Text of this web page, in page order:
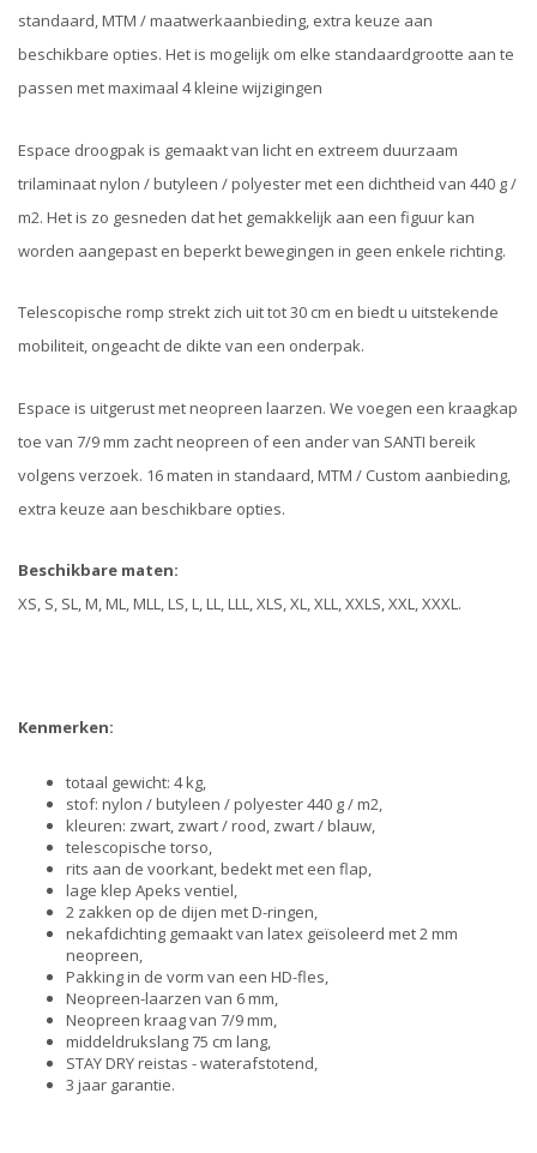
standaard, MTM / maatwerkaanbieding, extra keuze aan
beschikbare opties. Het is mogelijk om elke standaardgrootte aan te
passen met maximaal 4 kleine wijzigingen
Espace droogpak is gemaakt van licht en extreem duurzaam
trilaminaat nylon / butyleen / polyester met een dichtheid van 440 g /
m2. Het is zo gesneden dat het gemakkelijk aan een figuur kan
worden aangepast en beperkt bewegingen in geen enkele richting.
Telescopische romp strekt zich uit tot 30 cm en biedt u uitstekende
mobiliteit, ongeacht de dikte van een onderpak.
Espace is uitgerust met neopreen laarzen. We voegen een kraagkap
toe van 7/9 mm zacht neopreen of een ander van SANTI bereik
volgens verzoek. 16 maten in standaard, MTM / Custom aanbieding,
extra keuze aan beschikbare opties.
Beschikbare maten:
XS, S, SL, M, ML, MLL, LS, L, LL, LLL, XLS, XL, XLL, XXLS, XXL, XXXL.
Kenmerken:
totaal gewicht: 4 kg,
stof: nylon / butyleen / polyester 440 g / m2,
kleuren: zwart, zwart / rood, zwart / blauw,
telescopische torso,
rits aan de voorkant, bedekt met een flap,
lage klep Apeks ventiel,
2 zakken op de dijen met D-ringen,
nekafdichting gemaakt van latex geïsoleerd met 2 mm
neopreen,
Pakking in de vorm van een HD-fles,
Neopreen-laarzen van 6 mm,
Neopreen kraag van 7/9 mm,
middeldrukslang 75 cm lang,
STAY DRY reistas - waterafstotend,
3 jaar garantie.